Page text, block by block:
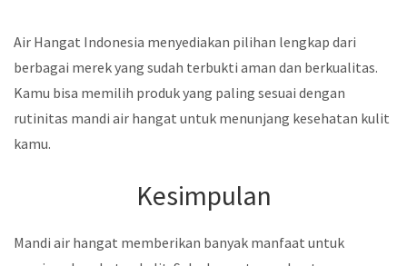
Air Hangat Indonesia menyediakan pilihan lengkap dari
berbagai merek yang sudah terbukti aman dan berkualitas.
Kamu bisa memilih produk yang paling sesuai dengan
rutinitas mandi air hangat untuk menunjang kesehatan kulit
kamu.
Kesimpulan
Mandi air hangat memberikan banyak manfaat untuk